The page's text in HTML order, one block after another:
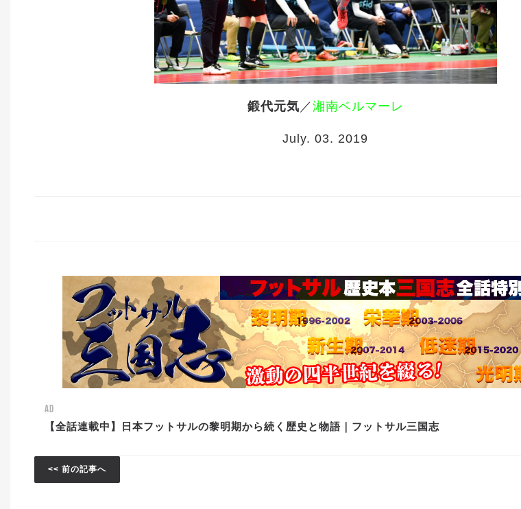
鍛代元気 ／ 湘南ベルマーレ
July. 03. 2019
AD
【全話連載中】日本フットサルの黎明期から続く歴史と物語｜フットサル三国志
<< 前の記事へ